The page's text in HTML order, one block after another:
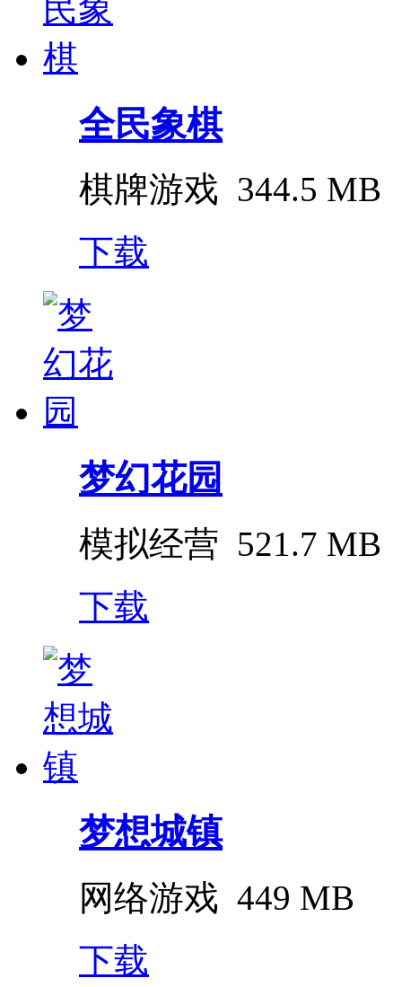
全民象棋
棋牌游戏 344.5 MB
下载
梦幻花园
模拟经营 521.7 MB
下载
梦想城镇
网络游戏 449 MB
下载